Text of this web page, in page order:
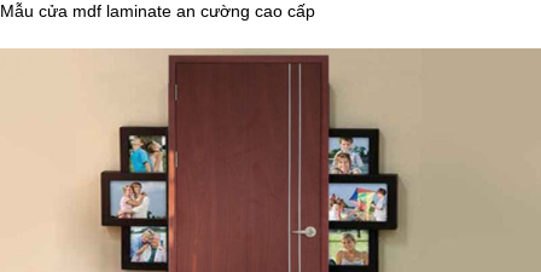
Mẫu cửa mdf laminate an cường cao cấp